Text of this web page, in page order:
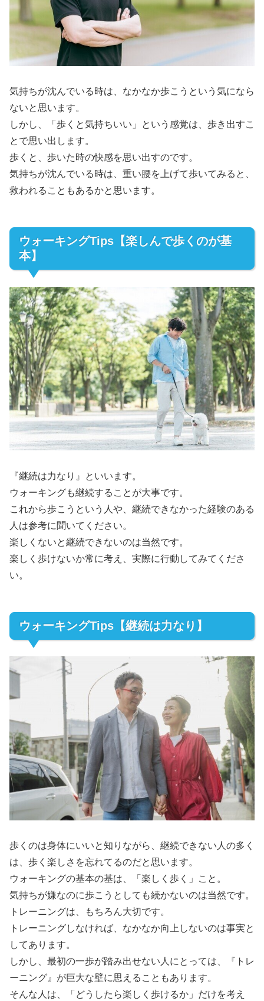
気持ちが沈んでいる時は、なかなか歩こうという気になら
ないと思います。
しかし、「歩くと気持ちいい」という感覚は、歩き出すこ
とで思い出します。
歩くと、歩いた時の快感を思い出すのです。
気持ちが沈んでいる時は、重い腰を上げて歩いてみると、
救われることもあるかと思います。
ウォーキングTips【楽しんで歩くのが基
本】
『継続は力なり』といいます。
ウォーキングも継続することが大事です。
これから歩こうという人や、継続できなかった経験のある
人は参考に聞いてください。
楽しくないと継続できないのは当然です。
楽しく歩けないか常に考え、実際に行動してみてくださ
い。
ウォーキングTips【継続は力なり】
歩くのは身体にいいと知りながら、継続できない人の多く
は、歩く楽しさを忘れてるのだと思います。
ウォーキングの基本の基は、「楽しく歩く」こと。
気持ちが嫌なのに歩こうとしても続かないのは当然です。
トレーニングは、もちろん大切です。
トレーニングしなければ、なかなか向上しないのは事実と
してあります。
しかし、最初の一歩が踏み出せない人にとっては、『トレ
ーニング』が巨大な壁に思えることもあります。
そんな人は、「どうしたら楽しく歩けるか」だけを考え